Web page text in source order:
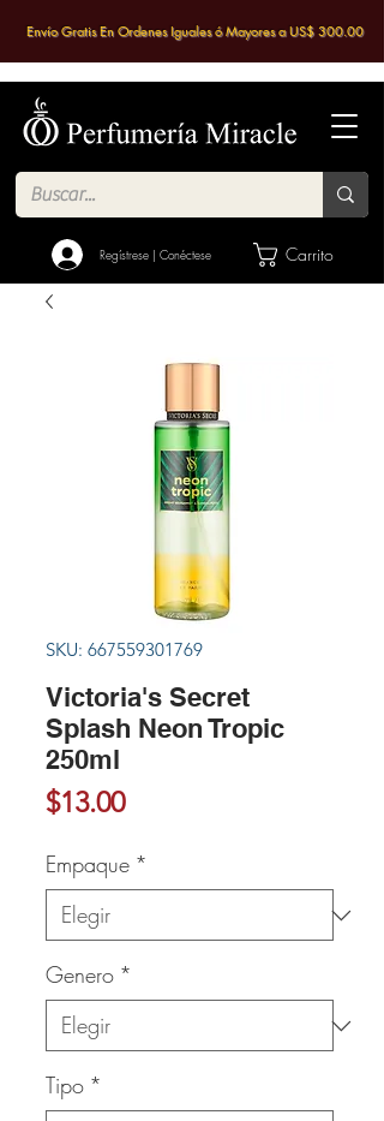
Regístrese | Conéctese Carrito
Envío Gratis En Ordenes Iguales ó Mayores a US$ 300.00
SKU: 667559301769
Victoria's Secret
Splash Neon Tropic
250ml
$13.00Precio
Empaque *
Genero *
Tipo *